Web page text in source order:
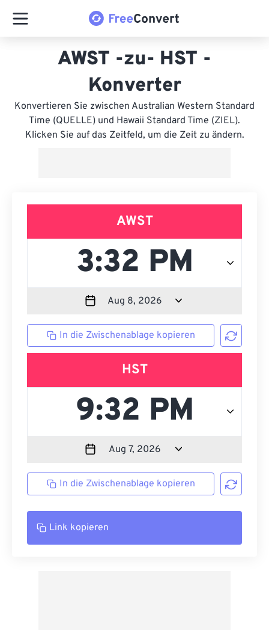
AWST -zu- HST -
Konverter
Konvertieren Sie zwischen Australian Western Standard
Time (QUELLE) und Hawaii Standard Time (ZIEL).
Klicken Sie auf das Zeitfeld, um die Zeit zu ändern.
AWST
In die Zwischenablage kopieren
HST
In die Zwischenablage kopieren
Link kopieren